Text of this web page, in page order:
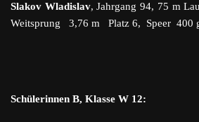
Slakov Wladislav, Jahrgang 94, 75 m
Weitsprung 3,76 m Platz 6, Speer 400
Schülerinnen B, Klasse W 12: